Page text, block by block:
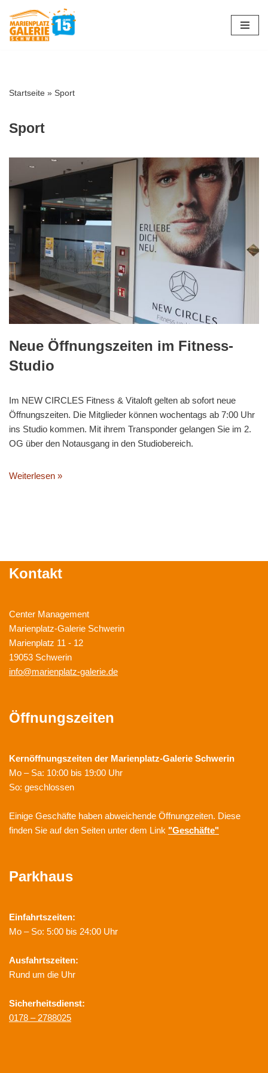
Zum
Startseite » Sport
Sport
Neue Öffnungszeiten im Fitness-
Studio
Im NEW CIRCLES Fitness & Vitaloft gelten ab sofort neue
Öffnungszeiten. Die Mitglieder können wochentags ab 7:00 Uhr
ins Studio kommen. Mit ihrem Transponder gelangen Sie im 2.
OG über den Notausgang in den Studiobereich.
Weiterlesen »
Kontakt
Center Management
Marienplatz-Galerie Schwerin
Marienplatz 11 - 12
19053 Schwerin
info@marienplatz-galerie.de
Öffnungszeiten
Kernöffnungszeiten der Marienplatz-Galerie Schwerin
Mo – Sa: 10:00 bis 19:00 Uhr
So: geschlossen
Einige Geschäfte haben abweichende Öffnungzeiten. Diese
finden Sie auf den Seiten unter dem Link "Geschäfte"
Parkhaus
Einfahrtszeiten:
Mo – So: 5:00 bis 24:00 Uhr
Ausfahrtszeiten:
Rund um die Uhr
Sicherheitsdienst:
0178 – 2788025